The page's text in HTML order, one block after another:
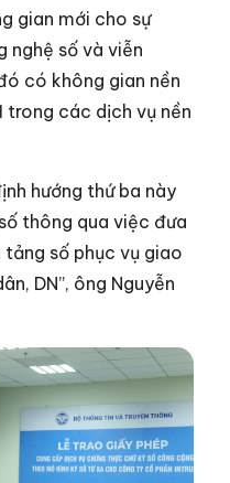
gian mới cho sự
nghệ số và viễn
có không gian nền
trong các dịch vụ nền
hướng thứ ba này
thông qua việc đưa
tảng số phục vụ giao
DN”, ông Nguyễn